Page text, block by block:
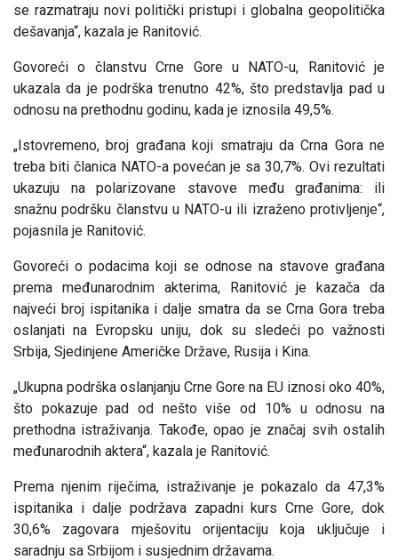
se razmatraju novi politički pristupi i globalna geopolitička
dešavanja“, kazala je Ranitović.
Govoreći o članstvu Crne Gore u NATO-u, Ranitović je
ukazala da je podrška trenutno 42%, što predstavlja pad u
odnosu na prethodnu godinu, kada je iznosila 49,5%.
„Istovremeno, broj građana koji smatraju da Crna Gora ne
treba biti članica NATO-a povećan je sa 30,7%. Ovi rezultati
ukazuju na polarizovane stavove među građanima: ili
snažnu podršku članstvu u NATO-u ili izraženo protivljenje“,
pojasnila je Ranitović.
Govoreći o podacima koji se odnose na stavove građana
prema međunarodnim akterima, Ranitović je kazača da
najveći broj ispitanika i dalje smatra da se Crna Gora treba
oslanjati na Evropsku uniju, dok su sledeći po važnosti
Srbija, Sjedinjene Američke Države, Rusija i Kina.
„Ukupna podrška oslanjanju Crne Gore na EU iznosi oko 40%,
što pokazuje pad od nešto više od 10% u odnosu na
prethodna istraživanja. Takođe, opao je značaj svih ostalih
međunarodnih aktera“, kazala je Ranitović.
Prema njenim riječima, istraživanje je pokazalo da 47,3%
ispitanika i dalje podržava zapadni kurs Crne Gore, dok
30,6% zagovara mješovitu orijentaciju koja uključuje i
saradnju sa Srbijom i susjednim državama.